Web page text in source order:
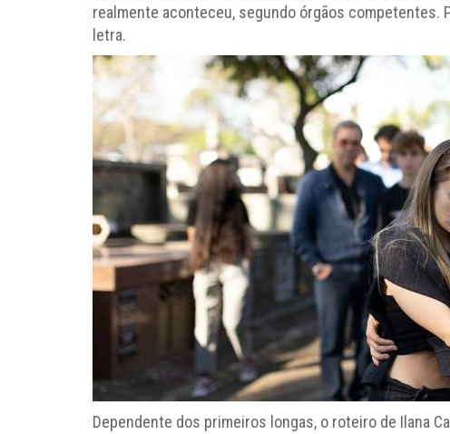
realmente aconteceu, segundo órgãos competentes.
letra.
Dependente dos primeiros longas, o roteiro de Ilana